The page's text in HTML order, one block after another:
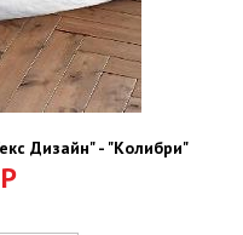
Дизайн" - "Колибри"
Р